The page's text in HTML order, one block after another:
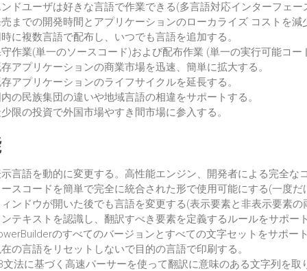
ドユーザは好きな言語で作業できる(多言語対応インターフェー
までの開発時間とアプリケーションのローカライズ コストを減
に複数言語で配布し、いつでも言語を追加する。
作業(単一のソースコード)および配布作業 (単一の実行可能コー
アプリケーションの商業市場を迅速、簡単に拡大する。
アプリケーションのライフサイクルを延長する。
の民族集団の違いや地域言語の相違をサポートする。
限の投資で外国市場やすき間市場に参入する。
言語を動的に変更する。高性能エンジン、開発者による完全な
スコードを簡単で完全に統合された形で使用可能にする(一度だ
ンドウが開いた後でも言語を変更する(表示要素と非表示要素の
テキストを認識し、翻訳すべき要素を定義するルールをサポート
のすべてのバージョンとすべての文字セットをサポート
の言語をリセットしないで目的の言語で印刷する。
文法に基づく高速パーサーを使って翻訳に意味のある文字列を取